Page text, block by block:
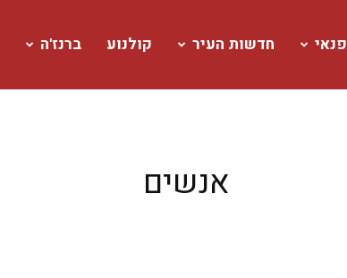
פנאי חדשות העיר קולנוע ברנז'ה
אנשים